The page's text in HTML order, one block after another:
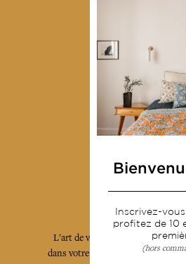
Livraison &
CGV
Devenir
Notre
L'art de vivre JAMINI raconté avec
dans votre boîte mail. Inscrivez
Inscrivez-
profitez de 10
(hors